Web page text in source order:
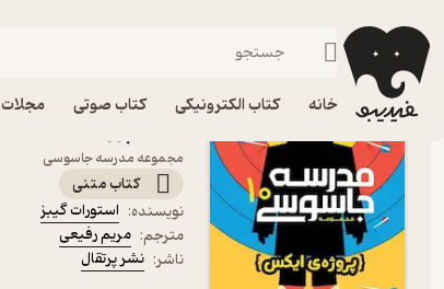
خانه کتاب الکترونیکی کتاب صوتی مجلات
فیدیبو کتاب الکترونیکی
مجموعه مدرسه جاسوسی
کتاب متنی
نویسنده: استورات گیبز
مترجم: مریم رفیعی
ناشر: نشر پرتقال